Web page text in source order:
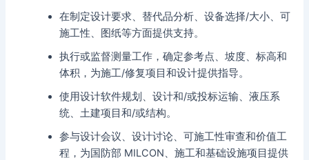
在制定设计要求、替代品分析、设备选择/大小、可
施工性、图纸等方面提供支持。
执行或监督测量工作，确定参考点、坡度、标高和
体积，为施工/修复项目和设计提供指导。
使用设计软件规划、设计和/或投标运输、液压系
统、土建项目和/或结构。
参与设计会议、设计讨论、可施工性审查和价值工
程，为国防部 MILCON、施工和基础设施项目提供